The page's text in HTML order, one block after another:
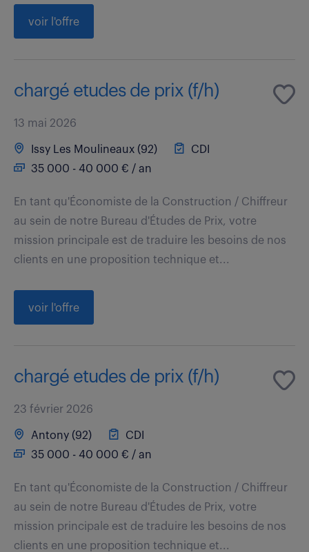
voir l'offre
chargé etudes de prix (f/h)
13 mai 2026
Issy Les Moulineaux (92)
CDI
35 000 - 40 000 € / an
En tant qu'Économiste de la Construction / Chiffreur
au sein de notre Bureau d'Études de Prix, votre
mission principale est de traduire les besoins de nos
clients en une proposition technique et...
voir l'offre
chargé etudes de prix (f/h)
23 février 2026
Antony (92)
CDI
35 000 - 40 000 € / an
En tant qu'Économiste de la Construction / Chiffreur
au sein de notre Bureau d'Études de Prix, votre
mission principale est de traduire les besoins de nos
clients en une proposition technique et...